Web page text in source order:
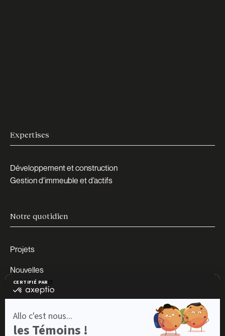
Expertises
Développement et construction
Gestion d’immeuble et d’actifs
Notre quotidien
Projets
Nouvelles
Carrières
Impact
À propos